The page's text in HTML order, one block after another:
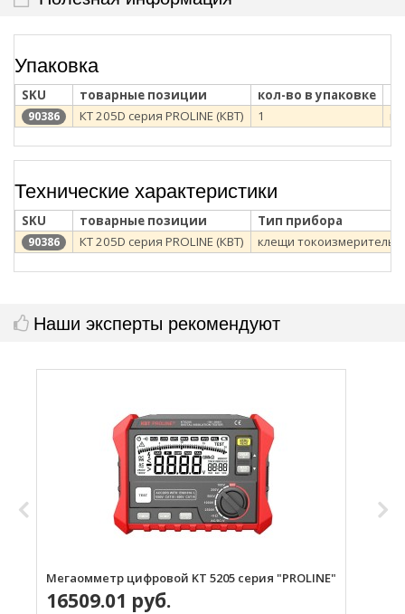
Упаковка
SKU товарные позиции кол-во в упаковке
90386 КТ 205D серия PROLINE (КВТ) 1
Технические характеристики
SKU товарные позиции Тип прибора
90386 КТ 205D серия PROLINE (КВТ) клещи
Наши эксперты рекомендуют
Мегаомметр цифровой KT 5205 серия "PROLINE"
16509.01 руб.